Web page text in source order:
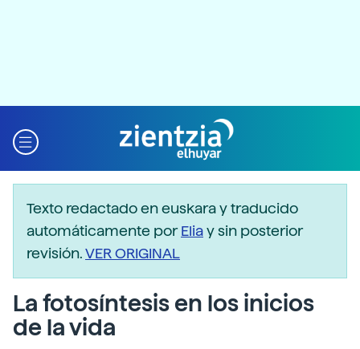
Texto redactado en euskara y traducido
automáticamente porEliay sin posterior
revisión.VER ORIGINAL
La fotosíntesis en los inicios
de la vida